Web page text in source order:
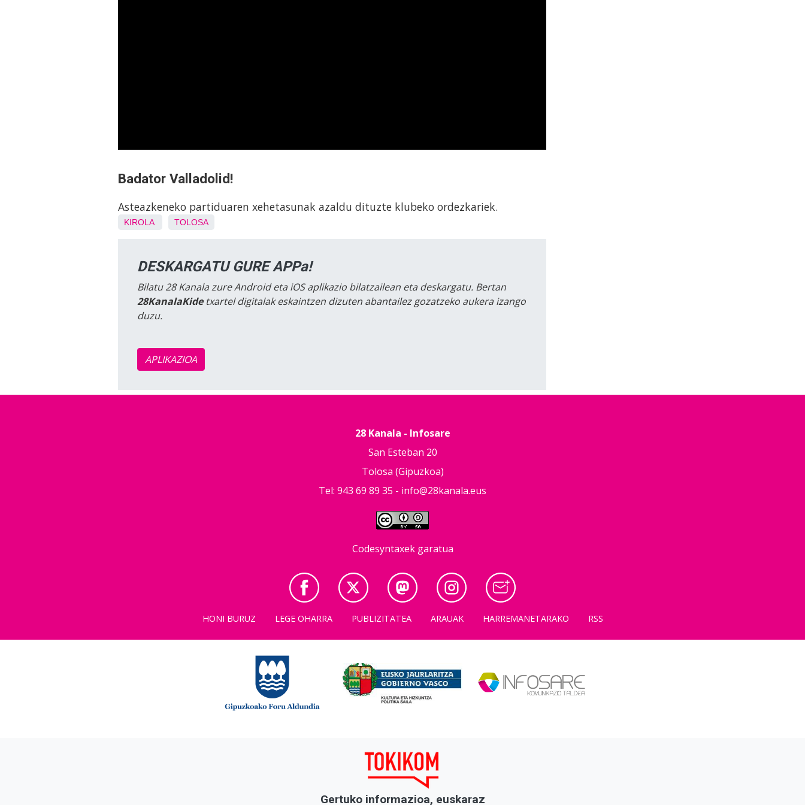
Badator Valladolid!
Asteazkeneko partiduaren xehetasunak azaldu dituzte klubeko ordezkariek.
KIROLA TOLOSA
DESKARGATU GURE APPa!
Bilatu 28 Kanala zure Android eta iOS aplikazio bilatzailean eta deskargatu. Bertan
28KanalaKidetxartel digitalak eskaintzen dizuten abantailez gozatzeko aukera izango
duzu.
APLIKAZIOA
28 Kanala - Infosare
San Esteban 20
Tolosa (Gipuzkoa)
Tel: 943 69 89 35 - info@28kanala.eus
Codesyntaxek garatua
HONI BURUZ LEGE OHARRA PUBLIZITATEA ARAUAK HARREMANETARAKO RSS
Gertuko informazioa, euskaraz